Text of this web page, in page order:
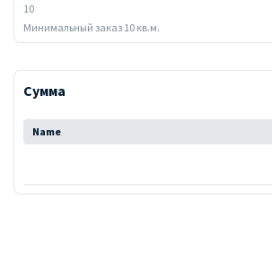
10
Минимальный заказ 10 кв.м.
Сумма
Name